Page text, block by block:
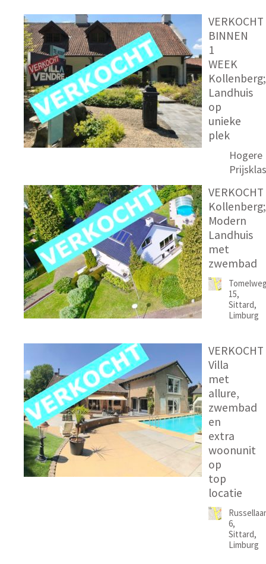
VERKOCHT
BINNEN
1
WEEK
Kollenberg;
Landhuis
op
unieke
plek
Hogere
VERKOCHT
Kollenberg;
Modern
Landhuis
met
zwembad
15,
Sittard,
Limburg
VERKOCHT
Villa
met
allure,
zwembad
en
extra
woonunit
op
top
locatie
6,
Sittard,
Limburg